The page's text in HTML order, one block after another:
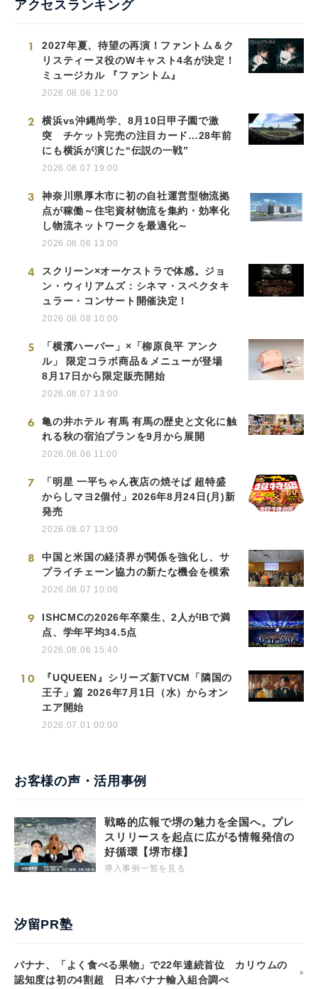
アクセスランキング
1
2027年夏、待望の再演！ファントム＆ク
リスティーヌ役のWキャスト4名が決定！
ミュージカル 『ファントム』
2026.08.06 12:00
2
横浜vs沖縄尚学、8月10日甲子園で激
突 チケット完売の注目カード…28年前
にも横浜が演じた“伝説の一戦”
2026.08.07 19:00
3
神奈川県厚木市に初の自社運営型物流拠
点が稼働～住宅資材物流を集約・効率化
し物流ネットワークを最適化～
2026.08.06 13:00
4
スクリーン×オーケストラで体感。ジョ
ン・ウィリアムズ：シネマ・スペクタキ
ュラー・コンサート開催決定！
2026.08.08 10:00
5
「横濱ハーバー」×「柳原良平 アンク
ル」 限定コラボ商品＆メニューが登場
8月17日から限定販売開始
2026.08.07 13:00
6
亀の井ホテル 有馬 有馬の歴史と文化に触
れる秋の宿泊プランを9月から展開
2026.08.06 11:00
7
「明星 一平ちゃん夜店の焼そば 超特盛
からしマヨ2個付」2026年8月24日(月)新
発売
2026.08.07 13:00
8
中国と米国の経済界が関係を強化し、サ
プライチェーン協力の新たな機会を模索
2026.08.07 10:00
9
ISHCMCの2026年卒業生、2人がIBで満
点、学年平均34.5点
2026.08.06 15:40
10
『UQUEEN』シリーズ新TVCM「隣国の
王子」篇 2026年7月1日（水）からオン
エア開始
2026.07.01 00:00
お客様の声・活用事例
戦略的広報で堺の魅力を全国へ。プレ
スリリースを起点に広がる情報発信の
好循環【堺市様】
導入事例一覧を見る
汐留PR塾
バナナ、「よく食べる果物」で22年連続首位 カリウムの
認知度は初の4割超 日本バナナ輸入組合調べ